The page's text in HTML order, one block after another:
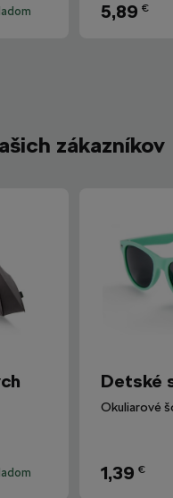
5,89 €
zákazníkov
Detské
1,39 €